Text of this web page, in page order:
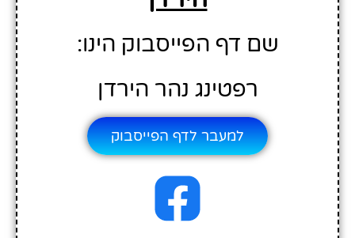
שם דף הפייסבוק הינו:
רפטינג נהר הירדן
למעבר לדף הפייסבוק